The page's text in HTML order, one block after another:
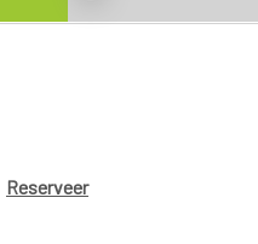
Reserveer